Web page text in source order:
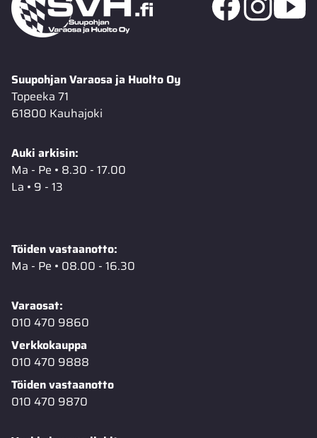
Suupohjan Varaosa ja Huolto Oy
Topeeka 71
61800 Kauhajoki
Auki arkisin:
Ma - Pe • 8.30 - 17.00
La • 9 - 13
Töiden vastaanotto:
Ma - Pe • 08.00 - 16.30
Varaosat:
010 470 9860
Verkkokauppa
010 470 9888
Töiden vastaanotto
010 470 9870